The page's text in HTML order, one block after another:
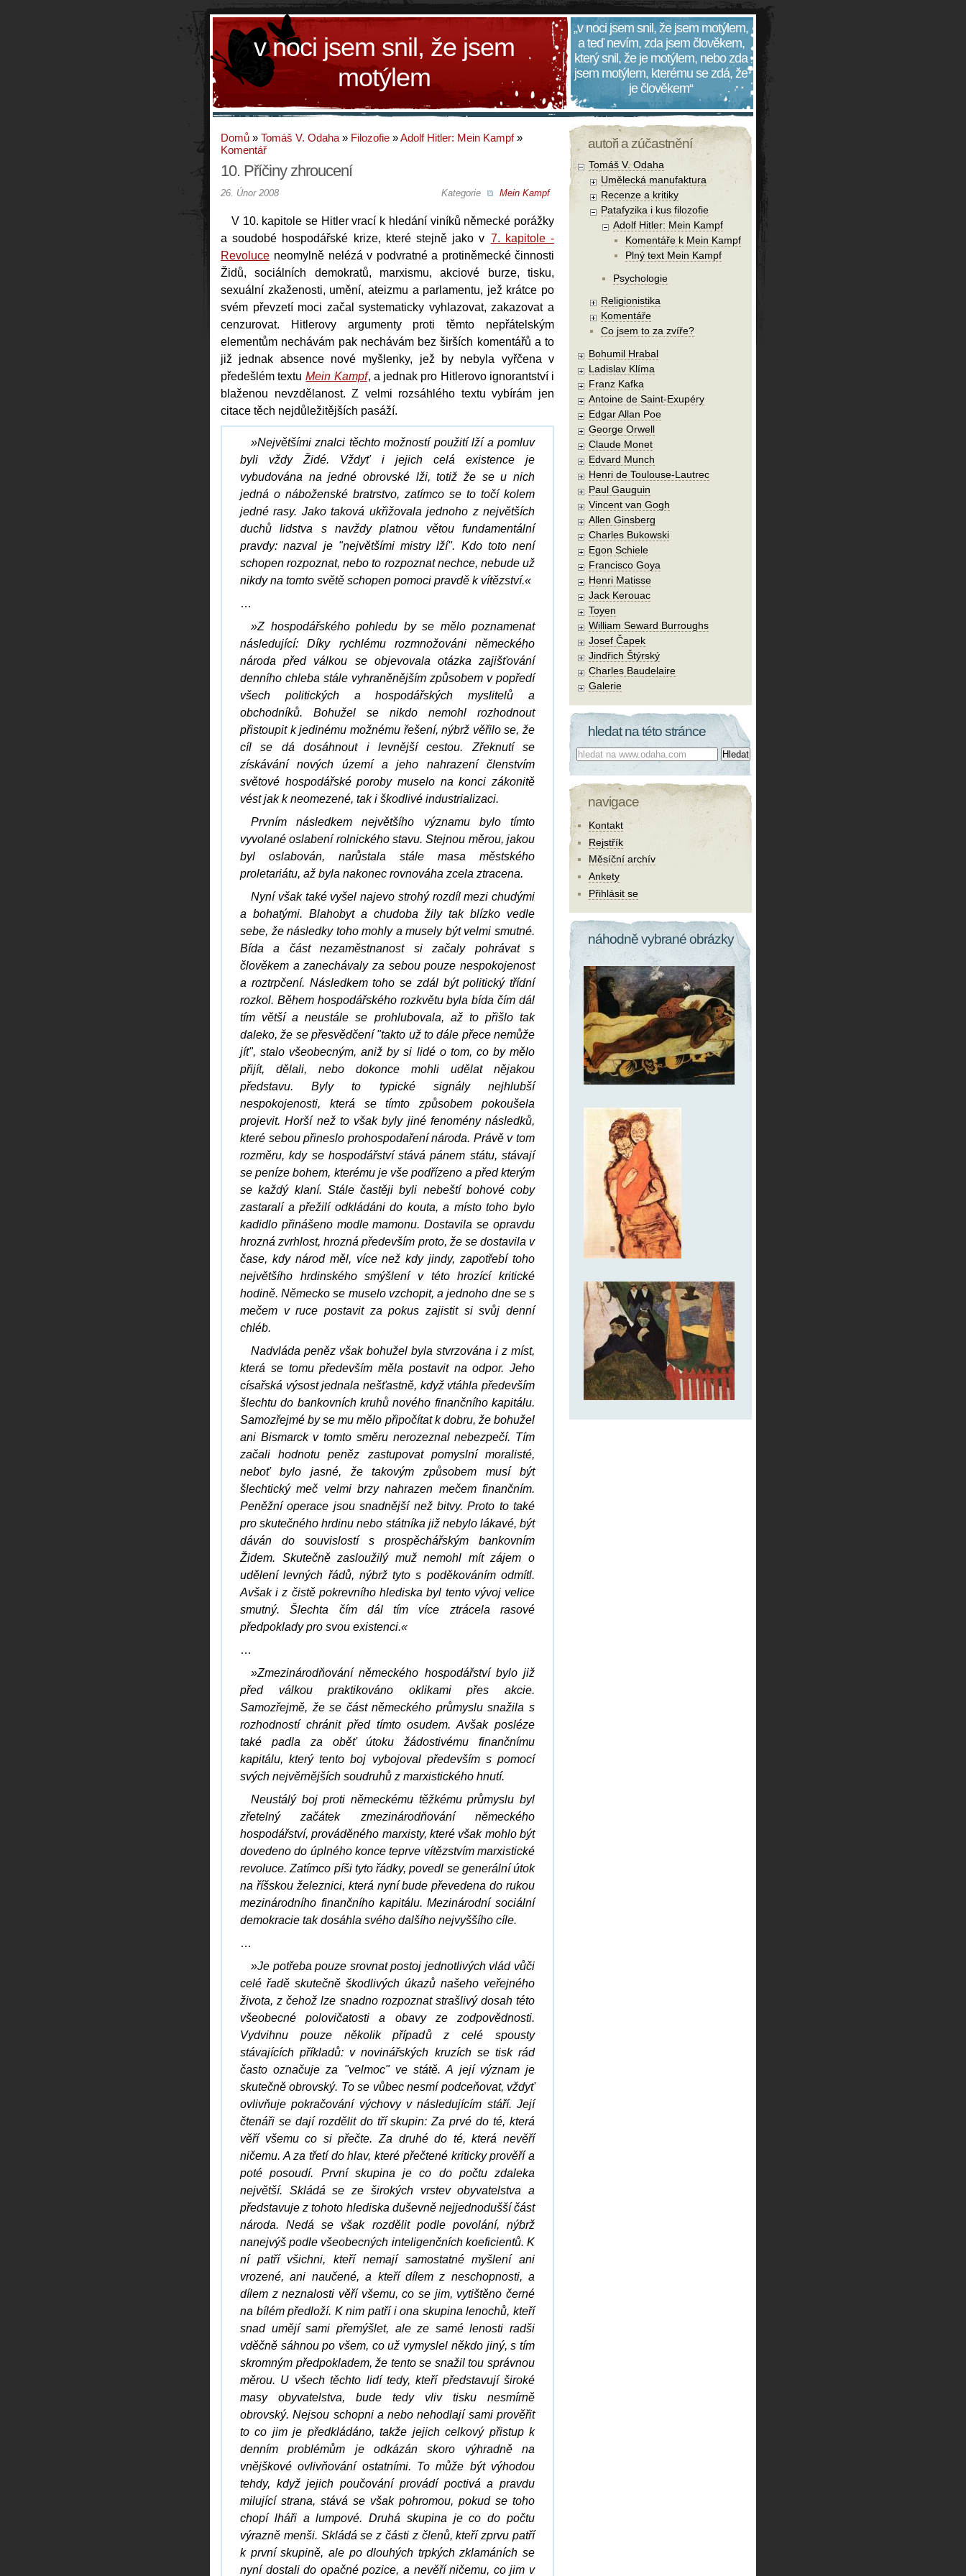
v noci jsem snil, že jsem
motýlem
„v noci jsem snil, že jsem motýlem,
a teď nevím, zda jsem člověkem,
který snil, že je motýlem, nebo zda
jsem motýlem, kterému se zdá, že
je člověkem“
Domů » Tomáš V. Odaha » Filozofie »Adolf Hitler: Mein Kampf»
Komentář
10. Příčiny zhroucení
Kategorie Mein Kampf
26. Únor 2008
V 10. kapitole se Hitler vrací k hledání viníků německé porážky
a soudobé hospodářské krize, které stejně jako v 7. kapitole -
Revoluce neomylně nelézá v podvratné a protiněmecké činnosti
Židů, sociálních demokratů, marxismu, akciové burze, tisku,
sexuální zkaženosti, umění, ateizmu a parlamentu, jež krátce po
svém převzetí moci začal systematicky vyhlazovat, zakazovat a
cenzurovat. Hitlerovy argumenty proti těmto nepřátelským
elementům nechávám pak nechávám bez širších komentářů a to
již jednak absence nové myšlenky, jež by nebyla vyřčena v
předešlém textu Mein Kampf, a jednak pro Hitlerovo ignorantství i
blaženou nevzdělanost. Z velmi rozsáhlého textu vybírám jen
citace těch nejdůležitějších pasáží.
»Největšími znalci těchto možností použití lží a pomluv
byli vždy Židé. Vždyť i jejich celá existence je
vybudována na jedné obrovské lži, totiž že se u nich
jedná o náboženské bratrstvo, zatímco se to točí kolem
jedné rasy. Jako taková ukřižovala jednoho z největších
duchů lidstva s navždy platnou větou fundamentální
pravdy: nazval je "největšími mistry lží". Kdo toto není
schopen rozpoznat, nebo to rozpoznat nechce, nebude už
nikdy na tomto světě schopen pomoci pravdě k vítězství.«
…
»Z hospodářského pohledu by se mělo poznamenat
následující: Díky rychlému rozmnožováni německého
národa před válkou se objevovala otázka zajišťování
denního chleba stále vyhraněnějším způsobem v popředí
všech politických a hospodářských myslitelů a
obchodníků. Bohužel se nikdo nemohl rozhodnout
přistoupit k jedinému možnému řešení, nýbrž věřilo se, že
cíl se dá dosáhnout i levnější cestou. Zřeknutí se
získávání nových území a jeho nahrazení členstvím
světové hospodářské poroby muselo na konci zákonitě
vést jak k neomezené, tak i škodlivé industrializaci.
Prvním následkem největšího významu bylo tímto
vyvolané oslabení rolnického stavu. Stejnou měrou, jakou
byl oslabován, narůstala stále masa městského
proletariátu, až byla nakonec rovnováha zcela ztracena.
Nyní však také vyšel najevo strohý rozdíl mezi chudými
a bohatými. Blahobyt a chudoba žily tak blízko vedle
sebe, že následky toho mohly a musely být velmi smutné.
Bída a část nezaměstnanost si začaly pohrávat s
člověkem a zanechávaly za sebou pouze nespokojenost
a roztrpčení. Následkem toho se zdál být politický třídní
rozkol. Během hospodářského rozkvětu byla bída čím dál
tím větší a neustále se prohlubovala, až to přišlo tak
daleko, že se přesvědčení "takto už to dále přece nemůže
jít", stalo všeobecným, aniž by si lidé o tom, co by mělo
přijít, dělali, nebo dokonce mohli udělat nějakou
představu. Byly to typické signály nejhlubší
nespokojenosti, která se tímto způsobem pokoušela
projevit. Horší než to však byly jiné fenomény následků,
které sebou přineslo prohospodaření národa. Právě v tom
rozměru, kdy se hospodářství stává pánem státu, stávají
se peníze bohem, kterému je vše podřízeno a před kterým
se každý klaní. Stále častěji byli nebeští bohové coby
zastaralí a přežilí odkládáni do kouta, a místo toho bylo
kadidlo přinášeno modle mamonu. Dostavila se opravdu
hrozná zvrhlost, hrozná především proto, že se dostavila v
čase, kdy národ měl, více než kdy jindy, zapotřebí toho
největšího hrdinského smýšlení v této hrozící kritické
hodině. Německo se muselo vzchopit, a jednoho dne se s
mečem v ruce postavit za pokus zajistit si svůj denní
chléb.
Nadvláda peněz však bohužel byla stvrzována i z míst,
která se tomu především měla postavit na odpor. Jeho
císařská výsost jednala nešťastně, když vtáhla především
šlechtu do bankovních kruhů nového finančního kapitálu.
Samozřejmé by se mu mělo připočítat k dobru, že bohužel
ani Bismarck v tomto směru nerozeznal nebezpečí. Tím
začali hodnotu peněz zastupovat pomyslní moralisté,
neboť bylo jasné, že takovým způsobem musí být
šlechtický meč velmi brzy nahrazen mečem finančním.
Peněžní operace jsou snadnější než bitvy. Proto to také
pro skutečného hrdinu nebo státníka již nebylo lákavé, být
dáván do souvislostí s prospěchářským bankovním
Židem. Skutečně zasloužilý muž nemohl mít zájem o
udělení levných řádů, nýbrž tyto s poděkováním odmítl.
Avšak i z čistě pokrevního hlediska byl tento vývoj velice
smutný. Šlechta čím dál tím více ztrácela rasové
předpoklady pro svou existenci.«
…
»Zmezinárodňování německého hospodářství bylo již
před válkou praktikováno oklikami přes akcie.
Samozřejmě, že se část německého průmyslu snažila s
rozhodností chránit před tímto osudem. Avšak posléze
také padla za oběť útoku žádostivému finančnímu
kapitálu, který tento boj vybojoval především s pomocí
svých nejvěrnějších soudruhů z marxistického hnutí.
Neustálý boj proti německému těžkému průmyslu byl
zřetelný začátek zmezinárodňování německého
hospodářství, prováděného marxisty, které však mohlo být
dovedeno do úplného konce teprve vítězstvím marxistické
revoluce. Zatímco píši tyto řádky, povedl se generální útok
na říšskou železnici, která nyní bude převedena do rukou
mezinárodního finančního kapitálu. Mezinárodní sociální
demokracie tak dosáhla svého dalšího nejvyššího cíle.
…
»Je potřeba pouze srovnat postoj jednotlivých vlád vůči
celé řadě skutečně škodlivých úkazů našeho veřejného
života, z čehož lze snadno rozpoznat strašlivý dosah této
všeobecné polovičatosti a obavy ze zodpovědnosti.
Vydvihnu pouze několik případů z celé spousty
stávajících příkladů: v novinářských kruzích se tisk rád
často označuje za "velmoc" ve státě. A její význam je
skutečně obrovský. To se vůbec nesmí podceňovat, vždyť
ovlivňuje pokračování výchovy v následujícím stáří. Její
čtenáři se dají rozdělit do tří skupin: Za prvé do té, která
věří všemu co si přečte. Za druhé do té, která nevěří
ničemu. A za třetí do hlav, které přečtené kriticky prověří a
poté posoudí. První skupina je co do počtu zdaleka
největší. Skládá se ze širokých vrstev obyvatelstva a
představuje z tohoto hlediska duševně nejjednodušší část
národa. Nedá se však rozdělit podle povolání, nýbrž
nanejvýš podle všeobecných inteligenčních koeficientů. K
ní patří všichni, kteří nemají samostatné myšlení ani
vrozené, ani naučené, a kteří dílem z neschopnosti, a
dílem z neznalosti věří všemu, co se jim, vytištěno černé
na bílém předloží. K nim patří i ona skupina lenochů, kteří
snad umějí sami přemýšlet, ale ze samé lenosti radši
vděčně sáhnou po všem, co už vymyslel někdo jiný, s tím
skromným předpokladem, že tento se snažil tou správnou
měrou. U všech těchto lidí tedy, kteří představují široké
masy obyvatelstva, bude tedy vliv tisku nesmírně
obrovský. Nejsou schopni a nebo nehodlají sami prověřit
to co jim je předkládáno, takže jejich celkový přistup k
denním problémům je odkázán skoro výhradně na
vnějškové ovlivňování ostatními. To může být výhodou
tehdy, když jejich poučování provádí poctivá a pravdu
milující strana, stává se však pohromou, pokud se toho
chopí lháři a lumpové. Druhá skupina je co do počtu
výrazně menši. Skládá se z části z členů, kteří zprvu patří
k první skupině, ale po dlouhých trpkých zklamáních se
nyní dostali do opačné pozice, a nevěří ničemu, co jim v
autoři a zúčastnění
Tomáš V. Odaha
Umělecká manufaktura
Recenze a kritiky
Patafyzika i kus filozofie
Adolf Hitler: Mein Kampf
Komentáře k Mein Kampf
Plný text Mein Kampf
Psychologie
Religionistika
Komentáře
Co jsem to za zvíře?
Bohumil Hrabal
Ladislav Klíma
Franz Kafka
Antoine de Saint-Exupéry
Edgar Allan Poe
George Orwell
Claude Monet
Edvard Munch
Henri de Toulouse-Lautrec
Paul Gauguin
Vincent van Gogh
Allen Ginsberg
Charles Bukowski
Egon Schiele
Francisco Goya
Henri Matisse
Jack Kerouac
Toyen
William Seward Burroughs
Josef Čapek
Jindřich Štýrský
Charles Baudelaire
Galerie
hledat na této stránce
Co hledat:
navigace
Kontakt
Rejstřík
Měsíční archív
Ankety
Přihlásit se
náhodně vybrané obrázky